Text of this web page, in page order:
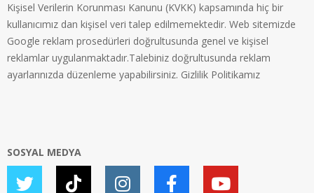
Kişisel Verilerin Korunması Kanunu (KVKK) kapsamında hiç bir
kullanıcımız dan kişisel veri talep edilmemektedir. Web sitemizde
Google reklam prosedürleri doğrultusunda genel ve kişisel
reklamlar uygulanmaktadır.Talebiniz doğrultusunda reklam
ayarlarınızda düzenleme yapabilirsiniz. Gizlilik Politikamız
SOSYAL MEDYA